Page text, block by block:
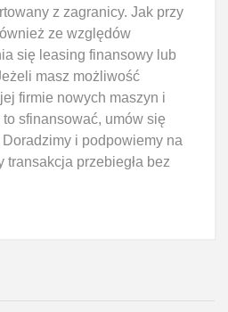
z zagranicy. Jak przy
ze względów
się leasing finansowy lub
masz możliwość
firmie nowych maszyn i
sfinansować, umów się
i podpowiemy na
transakcja przebiegła bez